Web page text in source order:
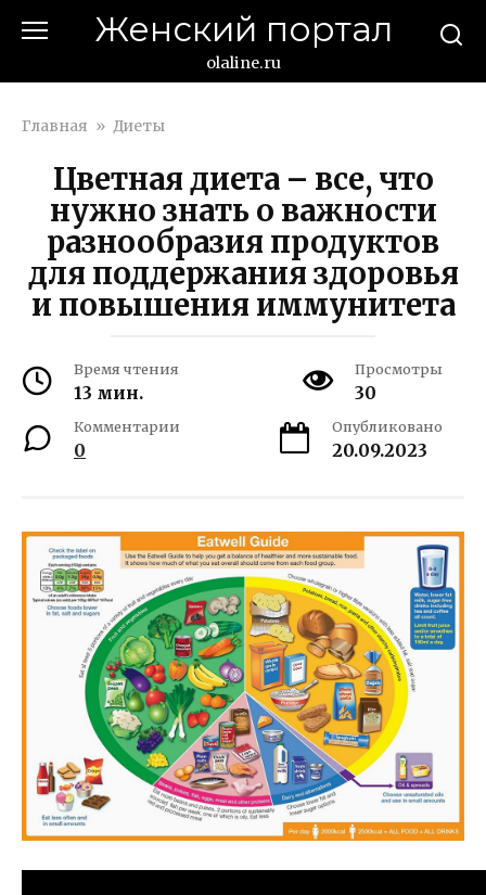
Женский портал
olaline.ru
Главная » Диеты
Цветная диета – все, что
нужно знать о важности
разнообразия продуктов
для поддержания здоровья
и повышения иммунитета
Время чтения
13 мин.
Просмотры
30
Комментарии
0
Опубликовано
20.09.2023